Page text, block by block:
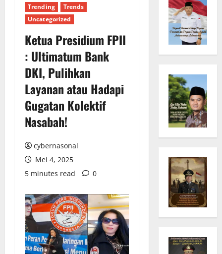
Trending
Trends
Uncategorized
Ketua Presidium FPII
: Ultimatum Bank
DKI, Pulihkan
Layanan atau Hadapi
Gugatan Kolektif
Nasabah!
cybernasonal
Mei 4, 2025
5 minutes read
0